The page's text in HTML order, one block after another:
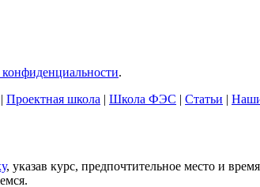
.
| Проектная школа | Школа ФЭС | Статьи |
, указав курс, предпочтительное место и